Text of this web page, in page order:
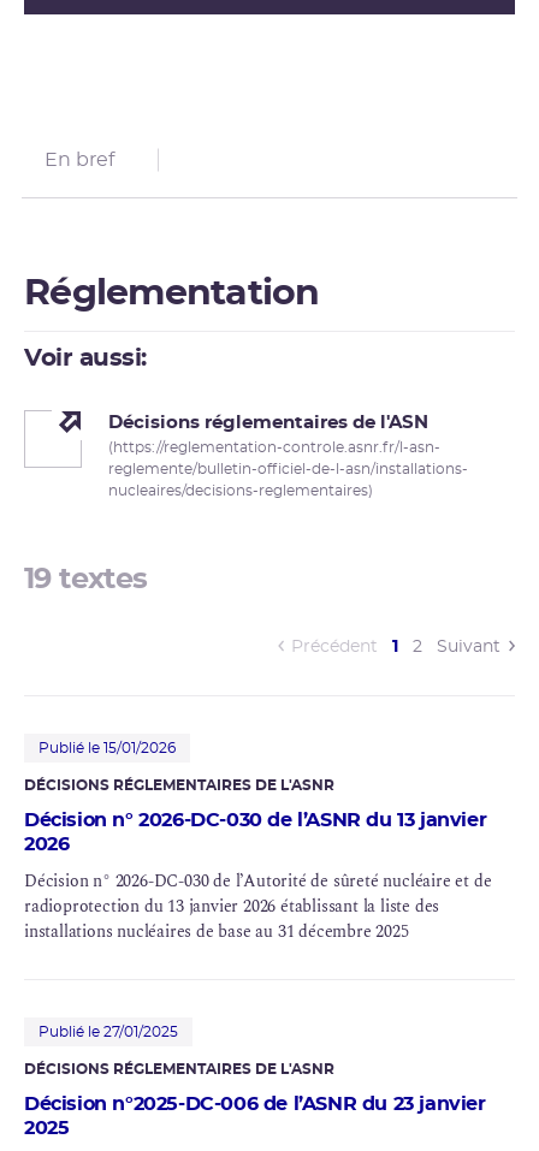
En bref
Réglementation
Voir aussi:
Décisions réglementaires de l'ASN
(https://reglementation-controle.asnr.fr/l-asn-
reglemente/bulletin-officiel-de-l-asn/installations-
nucleaires/decisions-reglementaires)
19 textes
Précédent 1 (current)
2 Suivant
Publié le 15/01/2026
DÉCISIONS RÉGLEMENTAIRES DE L'ASNR
Décision n° 2026-DC-030 de l’ASNR du 13 janvier
2026
Décision n° 2026-DC-030 de l’Autorité de sûreté nucléaireet de
radioprotectiondu 13 janvier 2026 établissant la liste des
installations nucléaires de base au 31 décembre 2025
Publié le 27/01/2025
DÉCISIONS RÉGLEMENTAIRES DE L'ASNR
Décision n°2025-DC-006 de l’ASNR du 23 janvier
2025